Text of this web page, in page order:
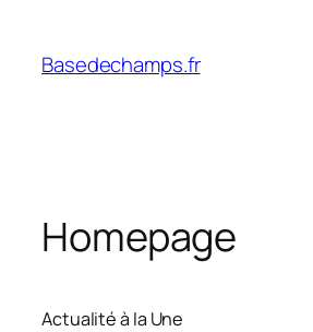
content
Basedechamps.fr
Homepage
Actualité à la Une